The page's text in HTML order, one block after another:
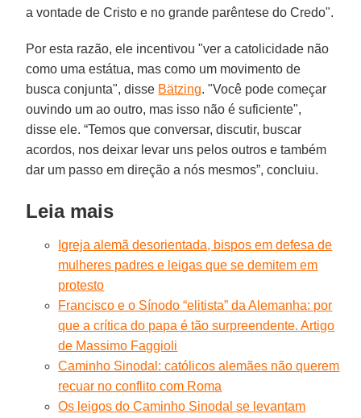
a vontade de Cristo e no grande parêntese do Credo".
Por esta razão, ele incentivou "ver a catolicidade não
como uma estátua, mas como um movimento de
busca conjunta", disse Bätzing. "Você pode começar
ouvindo um ao outro, mas isso não é suficiente",
disse ele. “Temos que conversar, discutir, buscar
acordos, nos deixar levar uns pelos outros e também
dar um passo em direção a nós mesmos”, concluiu.
Leia mais
Igreja alemã desorientada, bispos em defesa de
mulheres padres e leigas que se demitem em
protesto
Francisco e o Sínodo “elitista” da Alemanha: por
que a crítica do papa é tão surpreendente. Artigo
de Massimo Faggioli
Caminho Sinodal: católicos alemães não querem
recuar no conflito com Roma
Os leigos do Caminho Sinodal se levantam